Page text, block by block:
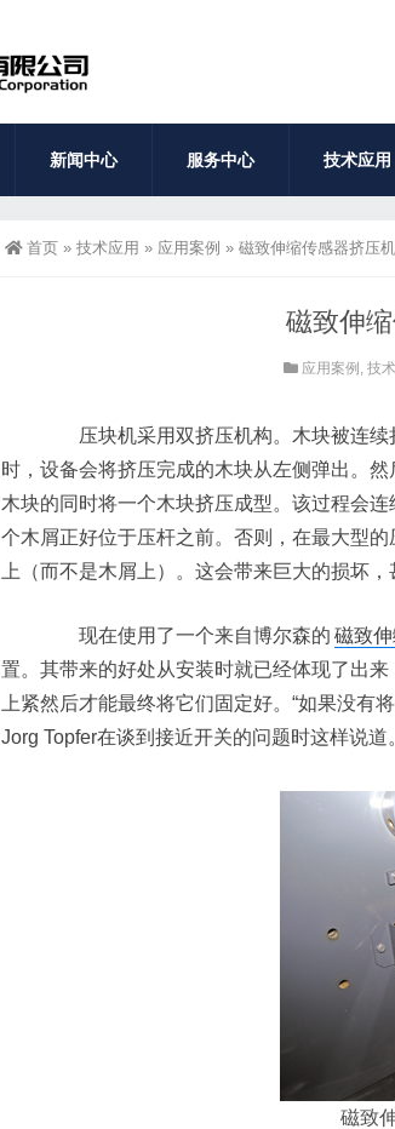
新闻中心 服务中心 技术应用
首页 » 技术应用 » 应用案例 » 磁致伸缩传感器挤压
磁致伸
应用案例 , 技
压块机采用双挤压机构。木块被连续
时，设备会将挤压完成的木块从左侧弹出。
木块的同时将一个木块挤压成型。该过程会
个木屑正好位于压杆之前。否则，在最大型
上（而不是木屑上）。这会带来巨大的损坏，
现在使用了一个来自博尔森的 磁致
置。其带来的好处从安装时就已经体现了出
上紧然后才能最终将它们固定好。“如果没有
Jorg Topfer在谈到接近开关的问题时这样说道
磁致